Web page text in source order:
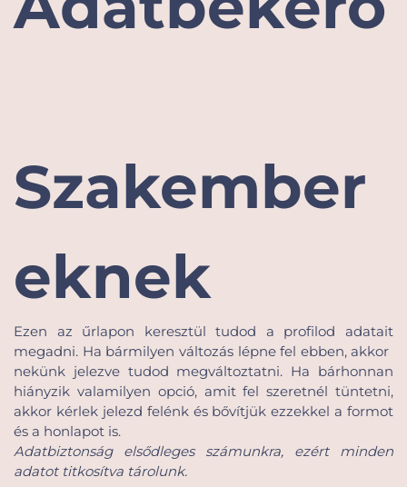
Szakember
eknek
Ezen az űrlapon keresztül tudod a profilod adatait
megadni. Ha bármilyen változás lépne fel ebben, akkor
nekünk jelezve tudod megváltoztatni. Ha bárhonnan
hiányzik valamilyen opció, amit fel szeretnél tüntetni,
akkor kérlek jelezd felénk és bővítjük ezzekkel a formot
és a honlapot is.
Adatbiztonság elsődleges számunkra, ezért minden
adatot titkosítva tárolunk.